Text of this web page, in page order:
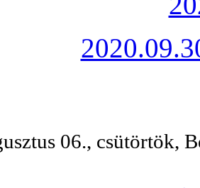
06., csütörtök,